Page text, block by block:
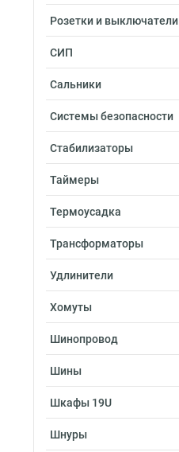
Розетки и выключатели
СИП
Сальники
Системы безопасности
Стабилизаторы
Таймеры
Термоусадка
Трансформаторы
Удлинители
Хомуты
Шинопровод
Шины
Шкафы 19U
Шнуры